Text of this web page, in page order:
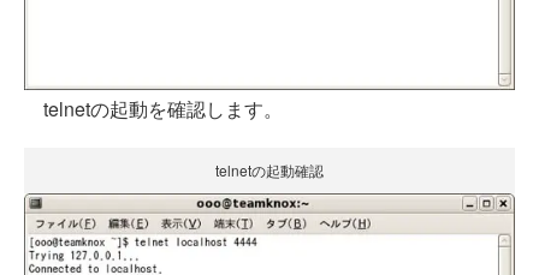
telnetの起動を確認します。
telnetの起動確認